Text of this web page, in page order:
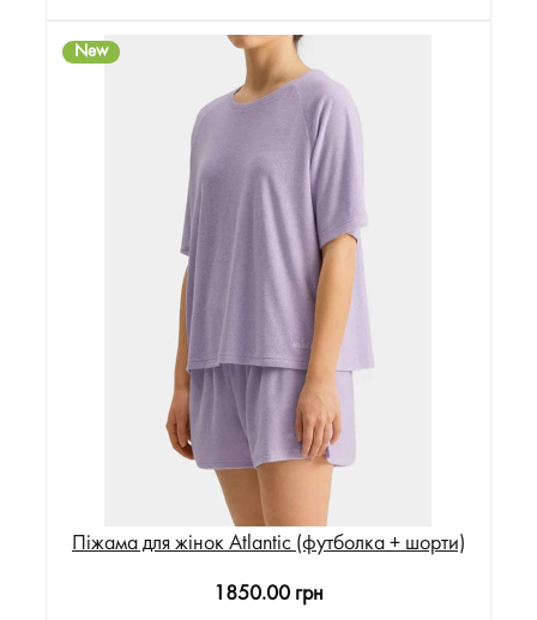
New
Піжама для жінок Atlantic (футболка + шорти)
1850.00 грн